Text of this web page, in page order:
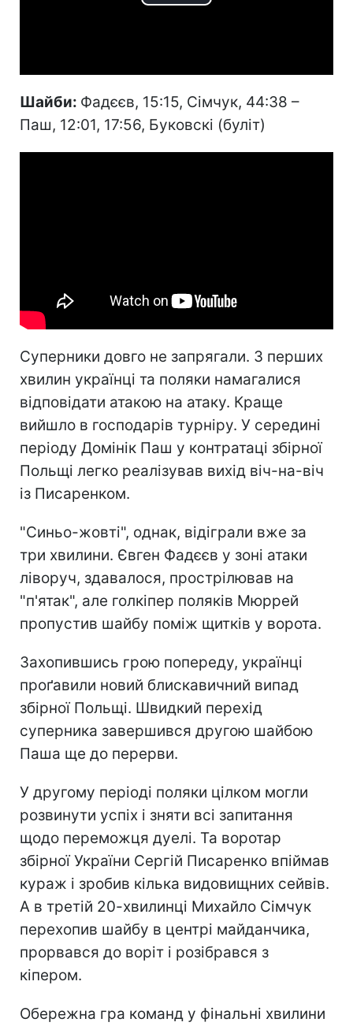
Шайби: Фадєєв, 15:15, Сімчук, 44:38 –
Паш, 12:01, 17:56, Буковскі (буліт)
Суперники довго не запрягали. З перших
хвилин українці та поляки намагалися
відповідати атакою на атаку. Краще
вийшло в господарів турніру. У середині
періоду Домінік Паш у контратаці збірної
Польщі легко реалізував вихід віч-на-віч
із Писаренком.
"Синьо-жовті", однак, відіграли вже за
три хвилини. Євген Фадєєв у зоні атаки
ліворуч, здавалося, прострілював на
"п'ятак", але голкіпер поляків Мюррей
пропустив шайбу поміж щитків у ворота.
Захопившись грою попереду, українці
проґавили новий блискавичний випад
збірної Польщі. Швидкий перехід
суперника завершився другою шайбою
Паша ще до перерви.
У другому періоді поляки цілком могли
розвинути успіх і зняти всі запитання
щодо переможця дуелі. Та воротар
збірної України Сергій Писаренко впіймав
кураж і зробив кілька видовищних сейвів.
А в третій 20-хвилинці Михайло Сімчук
перехопив шайбу в центрі майданчика,
прорвався до воріт і розібрався з
кіпером.
Обережна гра команд у фінальні хвилини